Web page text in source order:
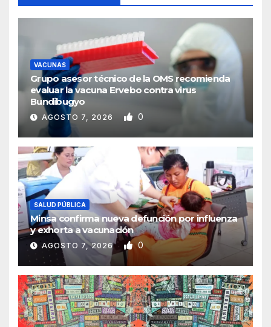
VACUNAS
Grupo asesor técnico de la OMS recomienda
evaluar la vacuna Ervebo contra virus
Bundibugyo
AGOSTO 7, 2026 0
SALUD PÚBLICA
Minsa confirma nueva defunción por influenza
y exhorta a vacunación
AGOSTO 7, 2026 0